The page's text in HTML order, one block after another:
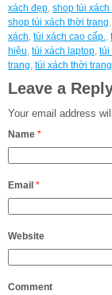
xách đẹp, shop túi
shop túi xách thời trang,
xách, túi xách cao cấp.,
hiệu, túi xách laptop, túi
trang, túi xách thời
Leave a
Your email address
Name *
Email *
Website
Comment